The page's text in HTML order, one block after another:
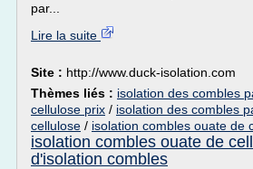
par...
Lire la suite
Site : http://www.duck-isolation.com
Thèmes liés : isolation des combles
cellulose prix / isolation des combles
cellulose / isolation combles ouate de
isolation combles ouate de
d'isolation combles